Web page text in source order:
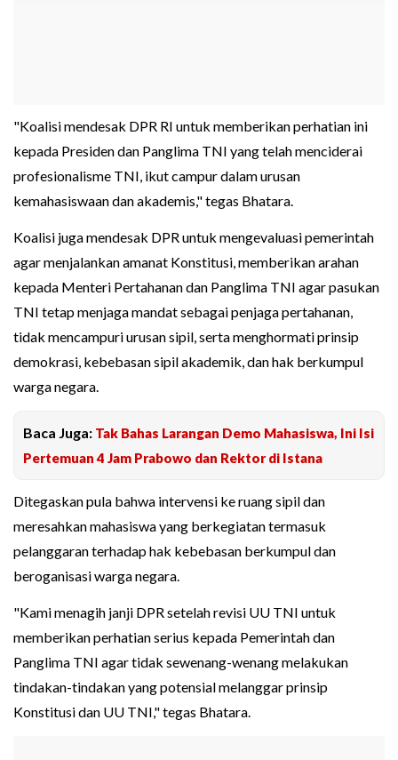
"Koalisi mendesak DPR RI untuk memberikan perhatian ini
kepada Presiden dan Panglima TNI yang telah menciderai
profesionalisme TNI, ikut campur dalam urusan
kemahasiswaan dan akademis," tegas Bhatara.
Koalisi juga mendesak DPR untuk mengevaluasi pemerintah
agar menjalankan amanat Konstitusi, memberikan arahan
kepada Menteri Pertahanan dan Panglima TNI agar pasukan
TNI tetap menjaga mandat sebagai penjaga pertahanan,
tidak mencampuri urusan sipil, serta menghormati prinsip
demokrasi, kebebasan sipil akademik, dan hak berkumpul
warga negara.
Baca Juga: Tak Bahas Larangan Demo Mahasiswa, Ini Isi
Pertemuan 4 Jam Prabowo dan Rektor di Istana
Ditegaskan pula bahwa intervensi ke ruang sipil dan
meresahkan mahasiswa yang berkegiatan termasuk
pelanggaran terhadap hak kebebasan berkumpul dan
beroganisasi warga negara.
"Kami menagih janji DPR setelah revisi UU TNI untuk
memberikan perhatian serius kepada Pemerintah dan
Panglima TNI agar tidak sewenang-wenang melakukan
tindakan-tindakan yang potensial melanggar prinsip
Konstitusi dan UU TNI," tegas Bhatara.